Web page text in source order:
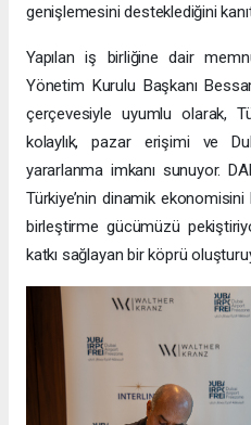
genişlemesini desteklediğini
Yapılan iş birliğine dair
Yönetim Kurulu Başkanı
çerçevesiyle uyumlu olarak,
kolaylık, pazar erişimi ve
yararlanma imkanı sunuyor.
Türkiye’nin dinamik
birleştirme gücümüzü
katkı sağlayan bir köprü